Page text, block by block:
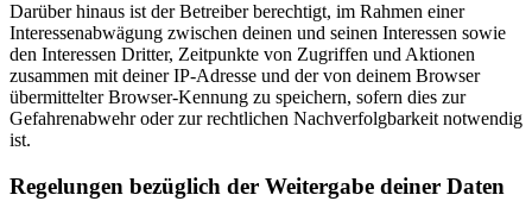
Darüber hinaus ist der Betreiber berechtigt, im Rahmen einer
Interessenabwägung zwischen deinen und seinen Interessen sowie
den Interessen Dritter, Zeitpunkte von Zugriffen und Aktionen
zusammen mit deiner IP-Adresse und der von deinem Browser
übermittelter Browser-Kennung zu speichern, sofern dies zur
Gefahrenabwehr oder zur rechtlichen Nachverfolgbarkeit notwendig
ist.
Regelungen bezüglich der Weitergabe deiner Daten